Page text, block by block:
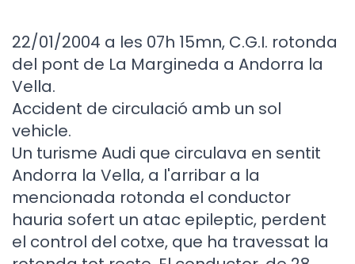
22/01/2004 a les 07h 15mn, C.G.I. rotonda
del pont de La Margineda a Andorra la
Vella.
Accident de circulació amb un sol
vehicle.
Un turisme Audi que circulava en sentit
Andorra la Vella, a l'arribar a la
mencionada rotonda el conductor
hauria sofert un atac epileptic, perdent
el control del cotxe, que ha travessat la